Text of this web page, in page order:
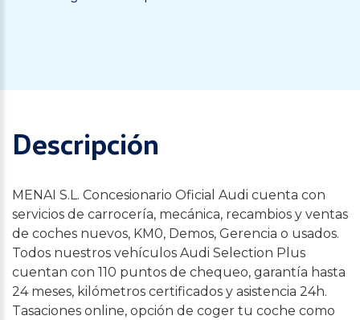
Descripción
MENAI S.L. Concesionario Oficial Audi cuenta con
servicios de carrocería, mecánica, recambios y ventas
de coches nuevos, KM0, Demos, Gerencia o usados.
Todos nuestros vehículos Audi Selection Plus
cuentan con 110 puntos de chequeo, garantía hasta
24 meses, kilómetros certificados y asistencia 24h.
Tasaciones online, opción de coger tu coche como